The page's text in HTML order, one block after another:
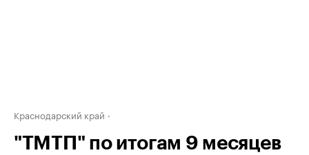
Краснодарский край
"ТМТП" по итогам 9 месяцев